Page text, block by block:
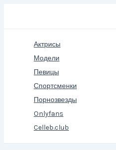
Актрисы
Модели
Певицы
Спортсменки
Порнозвезды
Onlyfans
Celleb.club